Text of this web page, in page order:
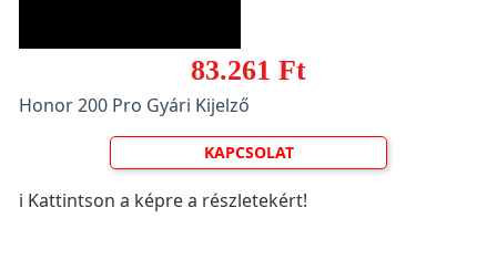
83.261 Ft
Honor 200 Pro Gyári Kijelző
KAPCSOLAT
ℹ️ Kattintson a képre a részletekért!